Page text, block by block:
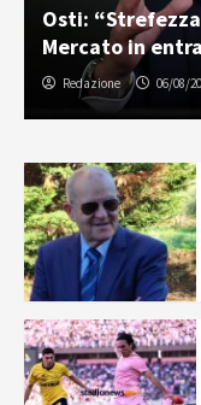
Osti:
Mercato in
Redazione 06/08/